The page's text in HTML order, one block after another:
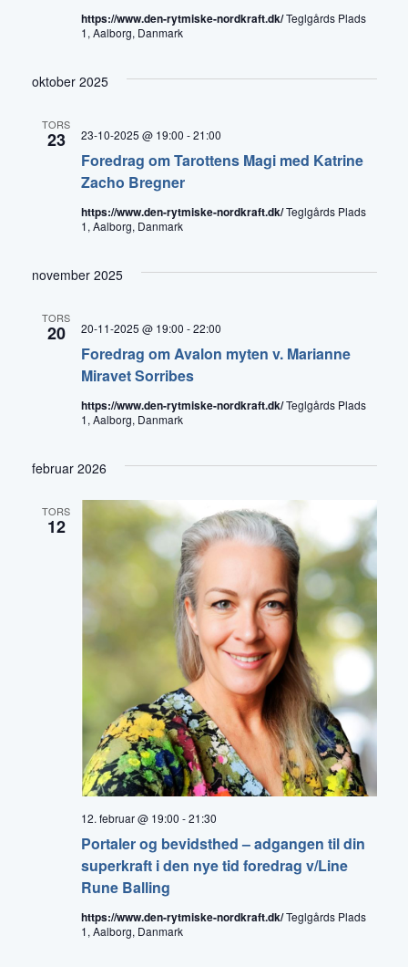
https://www.den-rytmiske-nordkraft.dk/Teglgårds Plads
1, Aalborg, Danmark
oktober 2025
TORS
23
Foredrag om Tarottens Magi med Katrine
Zacho Bregner
23-10-2025 @ 19:00 -21:00
https://www.den-rytmiske-nordkraft.dk/Teglgårds Plads
1, Aalborg, Danmark
november 2025
TORS
20
Foredrag om Avalon myten v. Marianne
Miravet Sorribes
20-11-2025 @ 19:00 -22:00
https://www.den-rytmiske-nordkraft.dk/Teglgårds Plads
1, Aalborg, Danmark
februar 2026
TORS
12
Portaler og bevidsthed – adgangen til din
superkraft i den nye tid foredrag v/Line
Rune Balling
12. februar @ 19:00 -21:30
https://www.den-rytmiske-nordkraft.dk/Teglgårds Plads
1, Aalborg, Danmark